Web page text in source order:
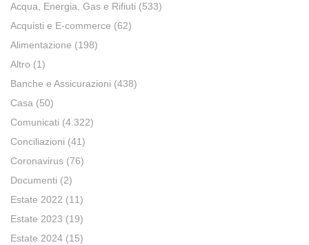
Acqua, Energia, Gas e Rifiuti (533)
Acquisti e E-commerce (62)
Alimentazione (198)
Altro (1)
Banche e Assicurazioni (438)
Casa (50)
Comunicati (4.322)
Conciliazioni (41)
Coronavirus (76)
Documenti (2)
Estate 2022 (11)
Estate 2023 (19)
Estate 2024 (15)